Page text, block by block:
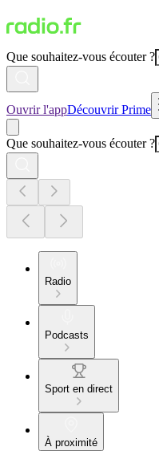
Que souhaitez-vous écouter ?
Ouvrir l'appDécouvrir Prime
Que souhaitez-vous écouter ?
Radio
Podcasts
Sport en direct
À proximité